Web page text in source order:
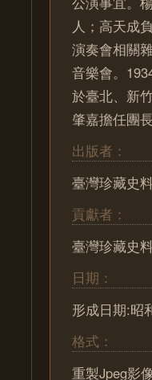
人；高天成
演奏會相關
音樂會。
於臺北、新
肇嘉擔任團長
出版者：
臺灣珍藏史
貢獻者：
臺灣珍藏史
日期：
形成日期:昭
格式：
重製Jpeg影